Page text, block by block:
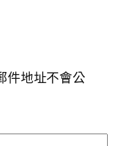
件地址不會公